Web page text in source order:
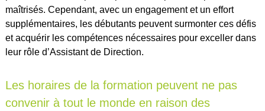
maîtrisés. Cependant, avec un engagement et un effort
supplémentaires, les débutants peuvent surmonter ces défis
et acquérir les compétences nécessaires pour exceller dans
leur rôle d’Assistant de Direction.
Les horaires de la formation peuvent ne pas
convenir à tout le monde en raison des